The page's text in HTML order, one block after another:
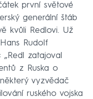
první světové
generální štáb
kvůli Redlovi. Už
Rudolf
zatajoval
z Ruska o
vyzvědač
ruského vojska